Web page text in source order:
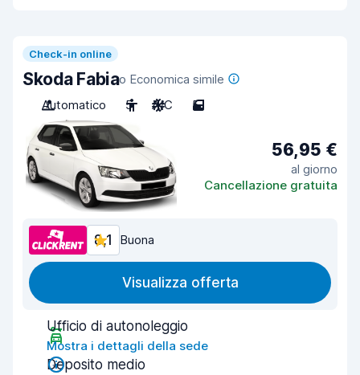
Check-in online
Skoda Fabiao Economica simile
Automatico
5 A/C 5
56,95 €
al giorno
Cancellazione gratuita
8,1 Buona
Visualizza offerta
Ufficio di autonoleggio
Mostra i dettagli della sede
Deposito medio